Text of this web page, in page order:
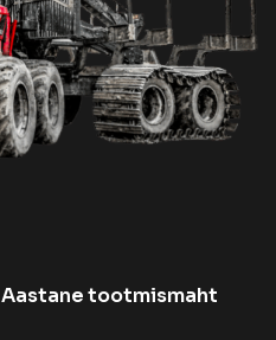
Aastane tootmismaht